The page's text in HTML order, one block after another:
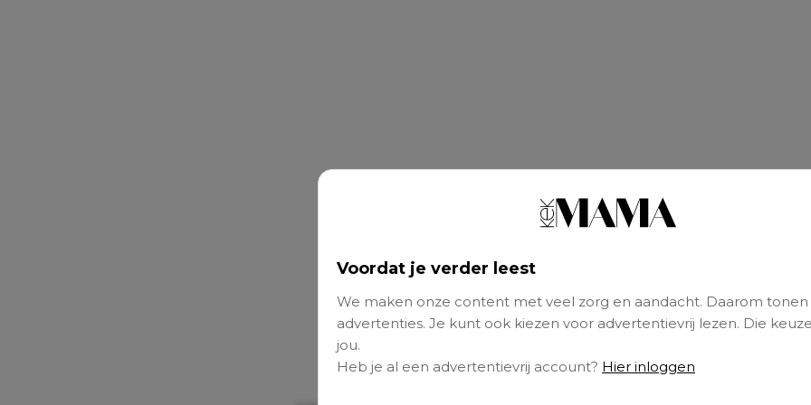
Voordat je verder leest
We maken onze content met veel zorg en aandacht. Daarom tonen
advertenties. Je kunt ook kiezen voor advertentievrij lezen. Die
jou.
Heb je al een advertentievrij account? Hier inloggen